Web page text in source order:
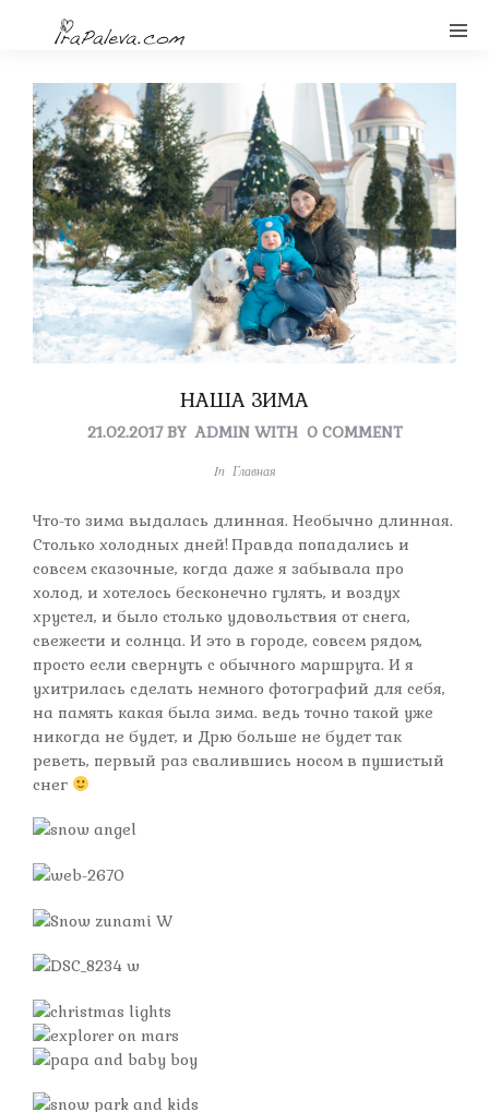
НАША ЗИМА
21.02.2017 BYADMIN WITH 0 COMMENT
In Главная
Что-то зима выдалась длинная. Необычно длинная.
Столько холодных дней! Правда попадались и
совсем сказочные, когда даже я забывала про
холод, и хотелось бесконечно гулять, и воздух
хрустел, и было столько удовольствия от снега,
свежести и солнца. И это в городе, совсем рядом,
просто если свернуть с обычного маршрута. И я
ухитрилась сделать немного фотографий для себя,
на память какая была зима. ведь точно такой уже
никогда не будет, и Дрю больше не будет так
реветь, первый раз свалившись носом в пушистый
снег